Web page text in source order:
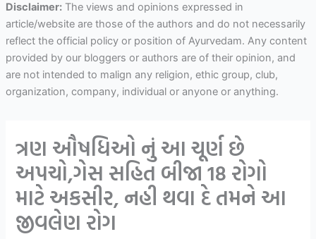
Disclaimer:The views and opinions expressed in
article/website are those of the authors and do not necessarily
reflect the official policy or position of Ayurvedam. Any content
provided by our bloggers or authors are of their opinion, and
are not intended to malign any religion, ethic group, club,
organization, company, individual or anyone or anything.
ત્રણ ઔષધિઓ નું આ ચૂર્ણ છે
અપચો,ગેસ સહિત બીજા 18 રોગો
માટે અકસીર, નહી થવા દે તમને આ
જીવલેણ રોગ